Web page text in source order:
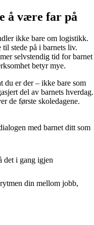
å være far på
ikke bare om logistikk.
stede på i barnets liv.
selvstendig tid for barnet
betyr mye.
du er der – ikke bare som
del av barnets hverdag.
de første skoledagene.
med barnet ditt som
det i gang igjen
din mellom jobb,